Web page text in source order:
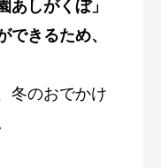
あしがくぼ」
できるため、
冬のおでかけ